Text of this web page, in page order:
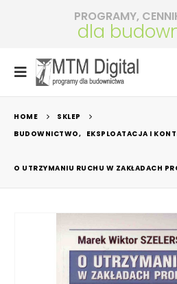
PROGRAMY,
dla
HOME
SKLEP
BUDOWNICTWO, EKSPLOATACJA I
O UTRZYMANIU RUCHU W ZAKŁADACH